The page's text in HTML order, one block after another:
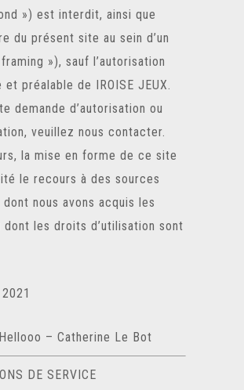
») est interdit, ainsi que
du présent site au sein d’un
»), sauf l’autorisation
et préalable de IROISE JEUX.
demande d’autorisation ou
veuillez nous contacter.
la mise en forme de ce site
le recours à des sources
nous avons acquis les
les droits d’utilisation sont
Hellooo – Catherine Le Bot
DE SERVICE